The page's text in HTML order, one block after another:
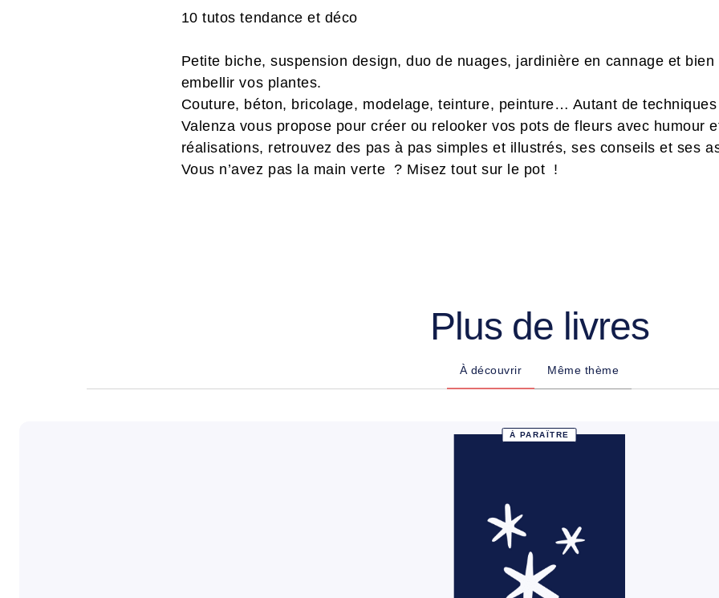
10 tutos tendance et déco
Petite biche, suspension design, duo de nuages, jardinière en cannage et
embellir vos plantes.
Couture, béton, bricolage, modelage, teinture, peinture… Autant de
Valenza vous propose pour créer ou relooker vos pots de fleurs avec humour
réalisations, retrouvez des pas à pas simples et illustrés, ses conseils et ses
Vous n’avez pas la main verte ? Misez tout sur le pot !
Plus de livres
À découvrir Même thème
À PARAÎTRE